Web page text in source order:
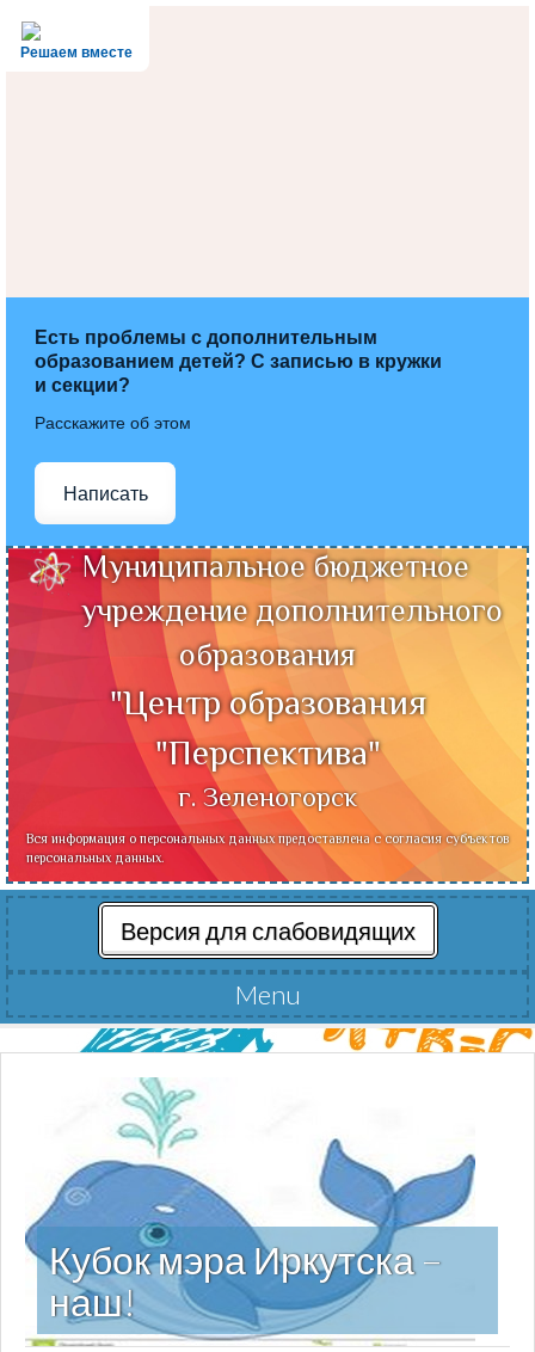
Решаем вместе
Есть проблемы с дополнительным
образованием детей? С записью в кружки
и секции?
Расскажите об этом
Написать
Муниципальное бюджетное
учреждение дополнительного
образования
"Центр образования
"Перспектива"
г. Зеленогорск
Вся информация о персональных данных предоставлена с согласия субъектов
персональных данных.
Версия для слабовидящих
Menu
Читать далее
Кубок мэра Иркутска –
наш!